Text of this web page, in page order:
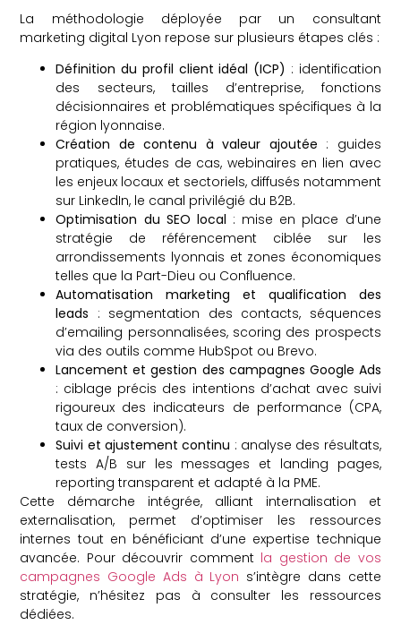
La méthodologie déployée par un consultant
marketing digital Lyon repose sur plusieurs étapes clés :
Définition du profil client idéal (ICP) : identification
des secteurs, tailles d’entreprise, fonctions
décisionnaires et problématiques spécifiques à la
région lyonnaise.
Création de contenu à valeur ajoutée : guides
pratiques, études de cas, webinaires en lien avec
les enjeux locaux et sectoriels, diffusés notamment
sur LinkedIn, le canal privilégié du B2B.
Optimisation du SEO local : mise en place d’une
stratégie de référencement ciblée sur les
arrondissements lyonnais et zones économiques
telles que la Part-Dieu ou Confluence.
Automatisation marketing et qualification des
leads : segmentation des contacts, séquences
d’emailing personnalisées, scoring des prospects
via des outils comme HubSpot ou Brevo.
Lancement et gestion des campagnes Google Ads
: ciblage précis des intentions d’achat avec suivi
rigoureux des indicateurs de performance (CPA,
taux de conversion).
Suivi et ajustement continu : analyse des résultats,
tests A/B sur les messages et landing pages,
reporting transparent et adapté à la PME.
Cette démarche intégrée, alliant internalisation et
externalisation, permet d’optimiser les ressources
internes tout en bénéficiant d’une expertise technique
avancée. Pour découvrir comment la gestion de vos
campagnes Google Ads à Lyon s’intègre dans cette
stratégie, n’hésitez pas à consulter les ressources
dédiées.